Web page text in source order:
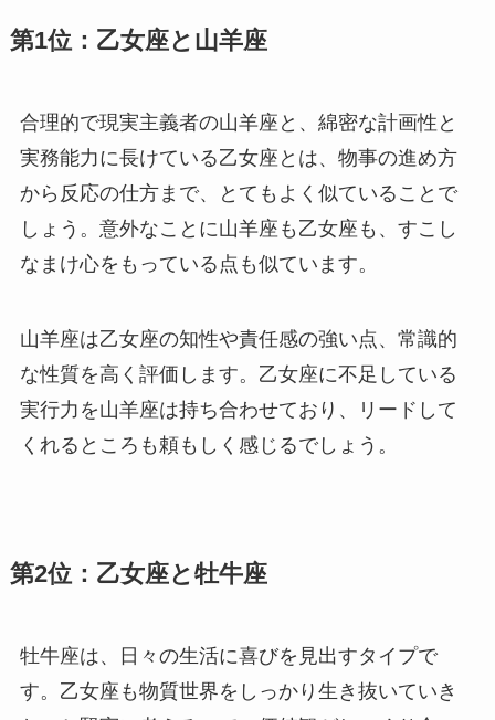
第1位：乙女座と山羊座
合理的で現実主義者の山羊座と、綿密な計画性と
実務能力に長けている乙女座とは、物事の進め方
から反応の仕方まで、とてもよく似ていることで
しょう。意外なことに山羊座も乙女座も、すこし
なまけ心をもっている点も似ています。
山羊座は乙女座の知性や責任感の強い点、常識的
な性質を高く評価します。乙女座に不足している
実行力を山羊座は持ち合わせており、リードして
くれるところも頼もしく感じるでしょう。
第2位：乙女座と牡牛座
牡牛座は、日々の生活に喜びを見出すタイプで
す。乙女座も物質世界をしっかり生き抜いていき